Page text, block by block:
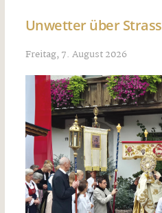
Unwetter über Strass
Freitag, 7. August 2026